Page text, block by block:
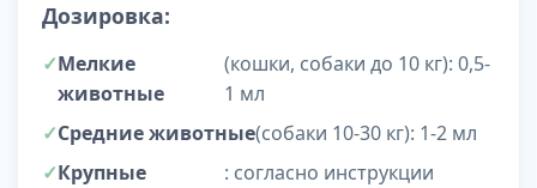
Дозировка:
Мелкие
животные
(кошки, собаки до 10 кг): 0,5-
1 мл
Средние животные(собаки 10-30 кг): 1-2 мл
Крупные
: согласно инструкции